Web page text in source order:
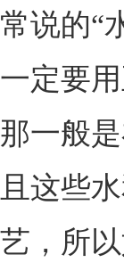
常说的“
一定要
那一般
且这些
艺，所